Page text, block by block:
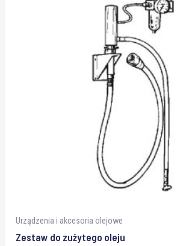
Urządzenia i akcesoria olejowe
Zestaw do zużytego oleju